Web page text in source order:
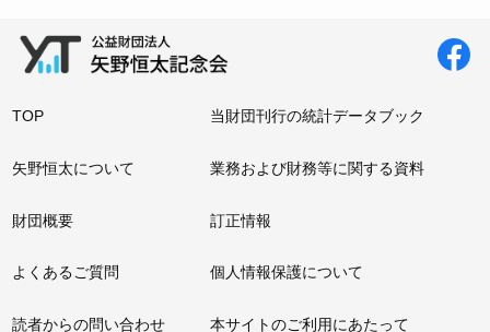
TOP
矢野恒太について
財団概要
よくあるご質問
読者からの問い合わせ
当財団刊行の統計データブック
業務および財務等に関する資料
訂正情報
個人情報保護について
本サイトのご利用にあたって